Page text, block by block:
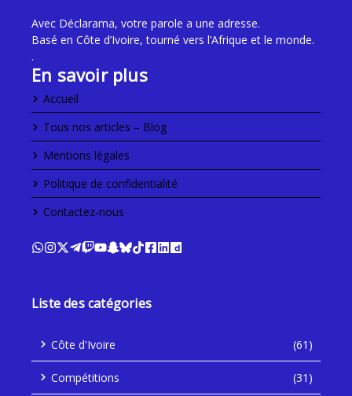
Avec Déclarama, votre parole a une adresse.
Basé en Côte d’Ivoire, tourné vers l’Afrique et le monde.
.
En savoir plus
Accueil
Tous nos articles – Blog
Mentions légales
Politique de confidentialité
Contactez-nous
Liste des catégories
Côte d'Ivoire (61)
Compétitions (31)